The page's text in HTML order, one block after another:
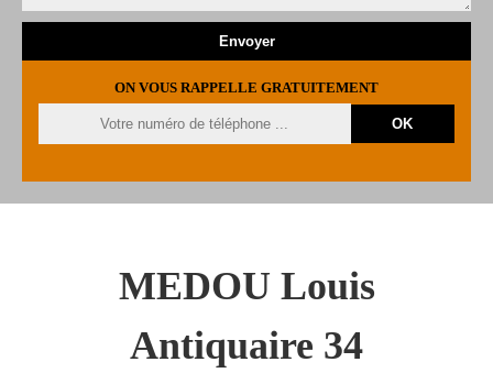
ON VOUS RAPPELLE GRATUITEMENT
MEDOU Louis
Antiquaire 34